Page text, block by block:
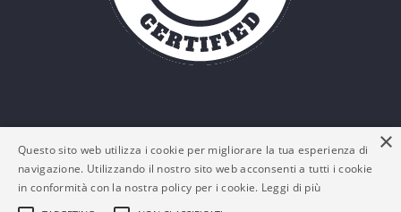
×
Questo sito web utilizza i cookie per migliorare la tua esperienza di
navigazione. Utilizzando il nostro sito web acconsenti a tutti i cookie
in conformità con la nostra policy per i cookie. Leggi di più